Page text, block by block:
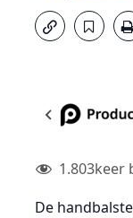
1.803keer
De